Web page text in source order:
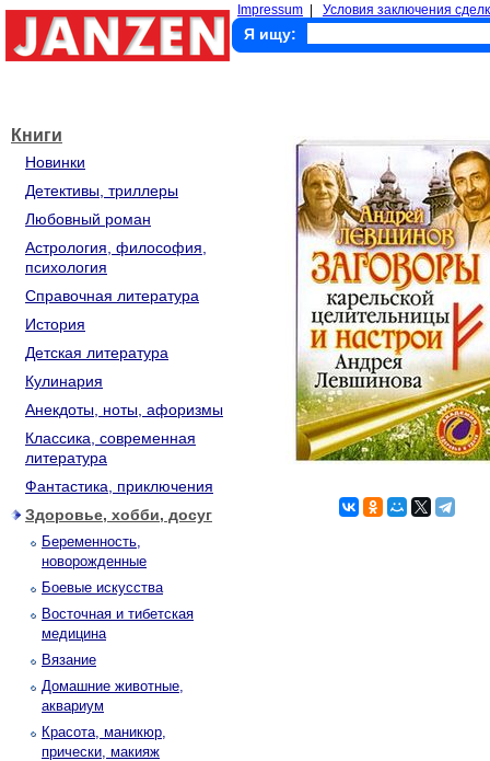
Impressum Условия заключения
Я ищу:
Книги
Новинки
Детективы, триллеры
Любовный роман
Астрология, философия,
психология
Справочная литература
История
Детская литература
Кулинария
Анекдоты, ноты, афоризмы
Классика, современная
литература
Фантастика, приключения
Здоровье, хобби, досуг
Беременность,
новорожденные
Боевые искусства
Восточная и тибетская
медицина
Вязание
Домашние животные,
аквариум
Красота, маникюр,
прически, макияж